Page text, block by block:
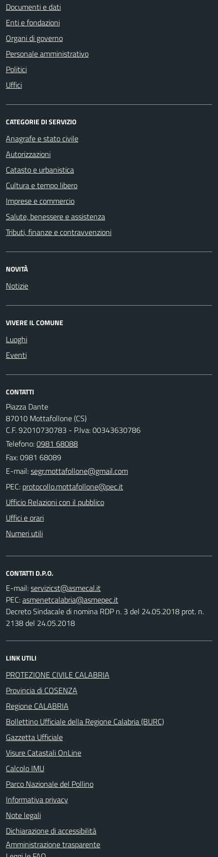
Documenti e dati
Enti e fondazioni
Organi di governo
Personale amministrativo
Politici
Uffici
CATEGORIE DI SERVIZIO
Anagrafe e stato civile
Autorizzazioni
Catasto e urbanistica
Cultura e tempo libero
Imprese e commercio
Salute, benessere e assistenza
Tributi, finanze e contravvenzioni
NOVITÀ
Notizie
VIVERE IL COMUNE
Luoghi
Eventi
CONTATTI
Piazza Dante
87010 Mottafollone (CS)
C.F. 92010730783 - P.Iva: 00343630786
Telefono:0981 68088
Fax: 0981 68089
E-mail:
PEC:
Ufficio Relazioni con il pubblico
Uffici e orari
Numeri utili
CONTATTI D.P.O.
E-mail:
PEC:
Decreto Sindacale di nomina RDP n. 3 del 24.05.2018 prot. n.
2138 del 24.05.2018
LINK UTILI
PROTEZIONE CIVILE CALABRIA
Provincia di COSENZA
Regione CALABRIA
Bollettino Ufficiale della Regione Calabria (BURC)
Gazzetta Ufficiale
Visure Catastali OnLine
Calcolo IMU
Parco Nazionale del Pollino
Informativa privacy
Note legali
Dichiarazione di accessibilità
Amministrazione trasparente